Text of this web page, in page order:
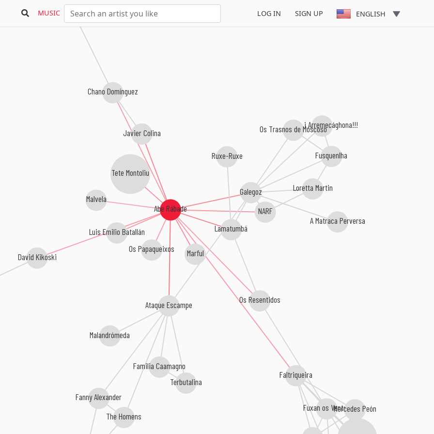
MUSIC LOG IN SIGN UP ENGLISH
Abe Rábade
Ataque Escampe
Lamatumbá
Javier Colina
Galegoz
Marful
Tete Montoliu
NARF
Faltriqueira
Luis Emilio Batallán
Chano Domínguez
David Kikoski
Os Papaqueixos
Os Resentidos
Malvela
Fusquenlha
Ruxe-Ruxe
The Homens
Terbutalina
Loretta Martin
O Leo i Arremecághona!!!
Fanny Alexander
Familia Caamagno
Fuxan os Ventos
Malandrómeda
A Matraca Perversa
Os Trasnos de Moscoso
Mercedes Peón